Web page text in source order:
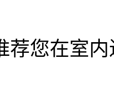
荐您在室